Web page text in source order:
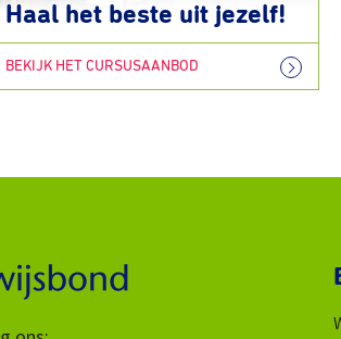
Haal het beste uit jezelf!
BEKIJK HET CURSUSAANBOD